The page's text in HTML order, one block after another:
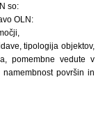
so:
OLN:
tipologija objektov,
pomembne vedute v
površin in